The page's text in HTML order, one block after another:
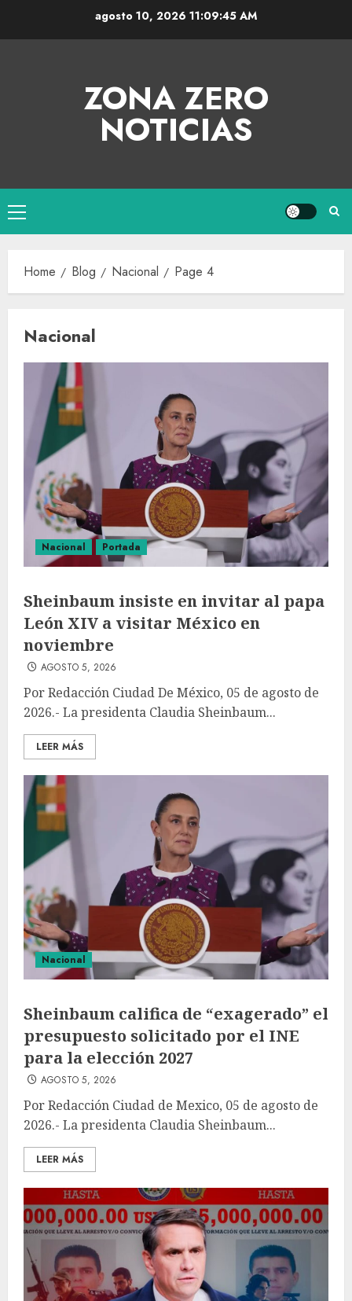
agosto 10, 2026 11:09:46 AM
ZONA ZERO
NOTICIAS
Home Blog Nacional Page 4
Nacional
Nacional Portada
Sheinbaum insiste en invitar al papa
León XIV a visitar México en
noviembre
AGOSTO 5, 2026
Por Redacción Ciudad De México, 05 de agosto de
2026.- La presidenta Claudia Sheinbaum...
LEER MÁS
Nacional
Sheinbaum califica de “exagerado” el
presupuesto solicitado por el INE
para la elección 2027
AGOSTO 5, 2026
Por Redacción Ciudad de Mexico, 05 de agosto de
2026.- La presidenta Claudia Sheinbaum...
LEER MÁS